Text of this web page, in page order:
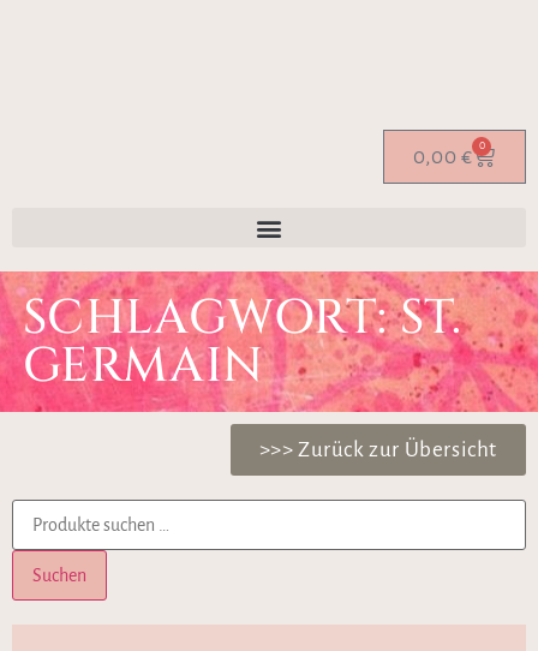
0,00 € 0
SCHLAGWORT: ST.
GERMAIN
>>> Zurück zur Übersicht
Suchen